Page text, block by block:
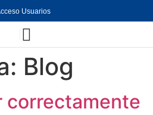
Usuarios
Blog
correctamente